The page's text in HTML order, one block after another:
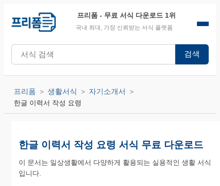
프리폼 - 무료 서식 다운로드 1위
국내 최대, 가장 신뢰받는 서식 플랫폼
검색
프리폼 생활서식 자기소개서
한글 이력서 작성 요령
한글 이력서 작성 요령 서식 무료 다운로드
이 문서는 일상생활에서 다양하게 활용되는 실용적인 생활 서식
입니다.